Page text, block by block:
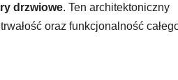
drzwiowe. Ten architektoniczny
oraz funkcjonalność